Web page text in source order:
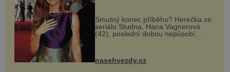
Smutný konec příběhu? Herečka ze
seriálu Studna, Hana Vagnerová
(42), poslední dobou nepůsobí
nasehvezdy.cz